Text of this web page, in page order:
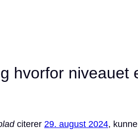
hvorfor niveauet
citerer 29. august 2024, kunne